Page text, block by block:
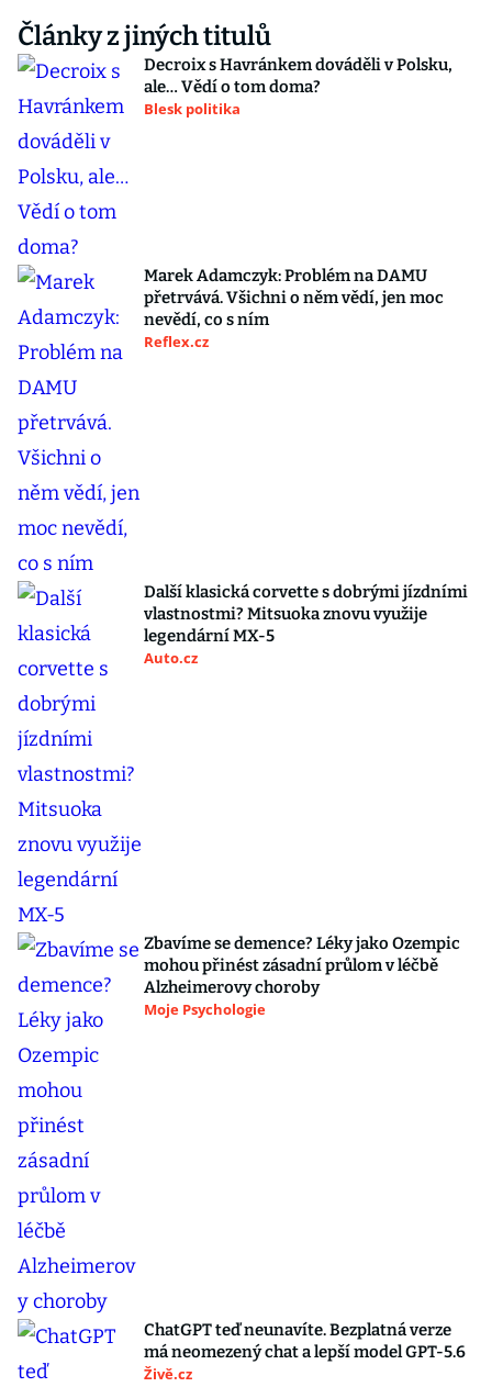
Články z jiných titulů
Decroix s Havránkem dováděli v Polsku,
ale… Vědí o tom doma?
Blesk politika
Marek Adamczyk: Problém na DAMU
přetrvává. Všichni o něm vědí, jen moc
nevědí, co s ním
Reflex.cz
Další klasická corvette s dobrými jízdními
vlastnostmi? Mitsuoka znovu využije
legendární MX-5
Auto.cz
Zbavíme se demence? Léky jako Ozempic
mohou přinést zásadní průlom v léčbě
Alzheimerovy choroby
Moje Psychologie
ChatGPT teď neunavíte. Bezplatná verze
má neomezený chat a lepší model GPT-5.6
Živě.cz